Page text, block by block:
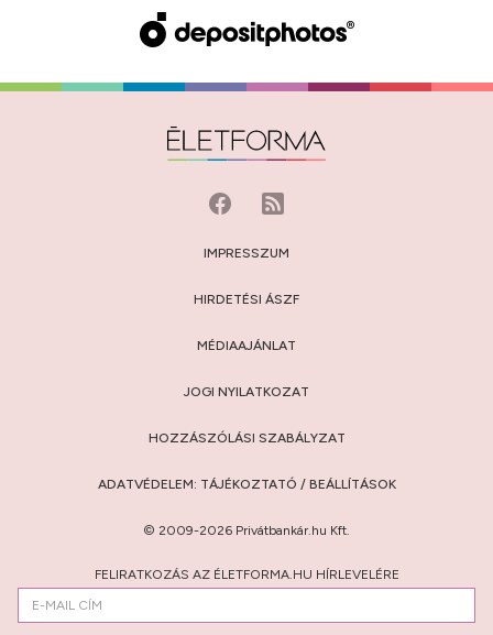
IMPRESSZUM
HIRDETÉSI ÁSZF
MÉDIAAJÁNLAT
JOGI NYILATKOZAT
HOZZÁSZÓLÁSI SZABÁLYZAT
ADATVÉDELEM: TÁJÉKOZTATÓ / BEÁLLÍTÁSOK
© 2009-2026 Privátbankár.hu Kft.
FELIRATKOZÁS AZ ÉLETFORMA.HU HÍRLEVELÉRE